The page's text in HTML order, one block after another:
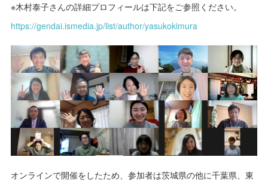
※木村泰子さんの詳細プロフィールは下記をご参照ください。
https://gendai.ismedia.jp/list/author/yasukokimura
オンラインで開催をしたため、参加者は茨城県の他に千葉県、東